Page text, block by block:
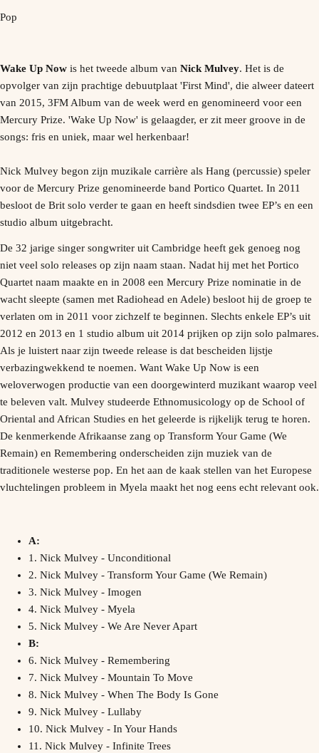
Pop
Wake Up Now is het tweede album van Nick Mulvey. Het is de
opvolger van zijn prachtige debuutplaat 'First Mind', die alweer dateert
van 2015, 3FM Album van de week werd en genomineerd voor een
Mercury Prize. 'Wake Up Now' is gelaagder, er zit meer groove in de
songs: fris en uniek, maar wel herkenbaar!
Nick Mulvey begon zijn muzikale carrière als Hang (percussie) speler
voor de Mercury Prize genomineerde band Portico Quartet. In 2011
besloot de Brit solo verder te gaan en heeft sindsdien twee EP’s en een
studio album uitgebracht.
De 32 jarige singer songwriter uit Cambridge heeft gek genoeg nog
niet veel solo releases op zijn naam staan. Nadat hij met het Portico
Quartet naam maakte en in 2008 een Mercury Prize nominatie in de
wacht sleepte (samen met Radiohead en Adele) besloot hij de groep te
verlaten om in 2011 voor zichzelf te beginnen. Slechts enkele EP’s uit
2012 en 2013 en 1 studio album uit 2014 prijken op zijn solo palmares.
Als je luistert naar zijn tweede release is dat bescheiden lijstje
verbazingwekkend te noemen. Want Wake Up Now is een
weloverwogen productie van een doorgewinterd muzikant waarop veel
te beleven valt. Mulvey studeerde Ethnomusicology op de School of
Oriental and African Studies en het geleerde is rijkelijk terug te horen.
De kenmerkende Afrikaanse zang op Transform Your Game (We
Remain) en Remembering onderscheiden zijn muziek van de
traditionele westerse pop. En het aan de kaak stellen van het Europese
vluchtelingen probleem in Myela maakt het nog eens echt relevant ook.
A:
1. Nick Mulvey - Unconditional
2. Nick Mulvey - Transform Your Game (We Remain)
3. Nick Mulvey - Imogen
4. Nick Mulvey - Myela
5. Nick Mulvey - We Are Never Apart
B:
6. Nick Mulvey - Remembering
7. Nick Mulvey - Mountain To Move
8. Nick Mulvey - When The Body Is Gone
9. Nick Mulvey - Lullaby
10. Nick Mulvey - In Your Hands
11. Nick Mulvey - Infinite Trees